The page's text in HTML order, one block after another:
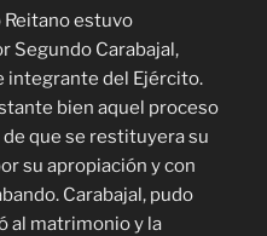
Reitano estuvo
Segundo Carabajal,
integrante del Ejército.
bien aquel proceso
que se restituyera su
su apropiación y con
Carabajal, pudo
al matrimonio y la